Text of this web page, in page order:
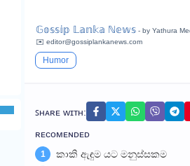
𝔾𝕠𝕤𝕤𝕚𝕡 𝕃𝕒𝕟𝕜𝕒 ℕ𝕖𝕨𝕤 - by Yathura
✉️ editor@gossiplankanews.com
Humor
ꜱʜᴀʀᴇ ᴡɪᴛʜ:
ʀᴇᴄᴏᴍᴇɴᴅᴇᴅ
1 කාකි ඇඳුම යට මනුස්සකම